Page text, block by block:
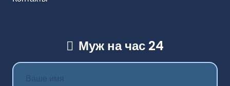
Муж на час 24